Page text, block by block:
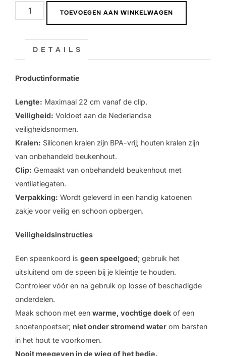
Speenkoord
met
Nolan
TOEVOEGEN AAN WINKELWAGEN
D E T A I L S
Productinformatie
Lengte: Maximaal 22 cm vanaf de clip.
Veiligheid: Voldoet aan de Nederlandse
veiligheidsnormen.
Kralen: Siliconen kralen zijn BPA-vrij; houten kralen zijn
van onbehandeld beukenhout.
Clip: Gemaakt van onbehandeld beukenhout met
ventilatiegaten.
Verpakking: Wordt geleverd in een handig katoenen
zakje voor veilig en schoon opbergen.
Veiligheidsinstructies
Een speenkoord is geen speelgoed; gebruik het
uitsluitend om de speen bij je kleintje te houden.
Controleer vóór en na gebruik op losse of beschadigde
onderdelen.
Maak schoon met een warme, vochtige doek of een
snoetenpoetser; niet onder stromend water om barsten
in het hout te voorkomen.
Nooit meegeven in de wieg of het bedje.